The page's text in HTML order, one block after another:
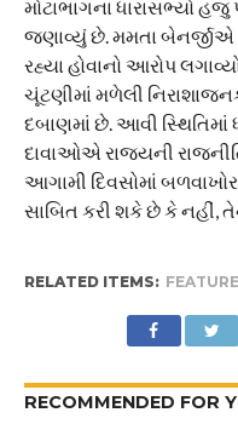
મોટાભાગના ધારાસભ્યો
જણાવ્યું છે. મમતા બેનર્જીએ
રહ્યા હોવાનો આરોપ
ચૂંટણીમાં મળેલી
દબાણમાં છે. આવી સ્થિતિમાં
દાવાઓએ રાજ્યની
આગામી દિવસોમાં
સાબિત કરી શકે છે કે નહીં,
RELATED ITEMS:
RECOMMENDED FOR